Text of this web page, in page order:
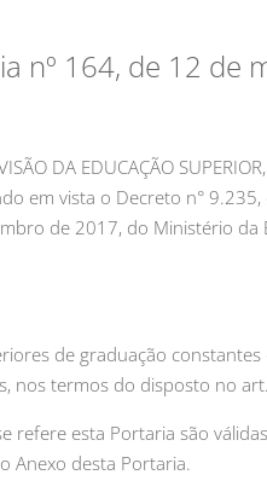
nº 164, de 12 de
DA EDUCAÇÃO
em vista o Decreto n°
de 2017, do Ministério
de graduação
nos termos do disposto no
refere esta Portaria são
Anexo desta Portaria.